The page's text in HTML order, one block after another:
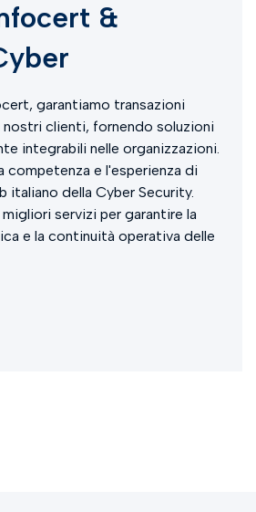
&
garantiamo transazioni
clienti, fornendo soluzioni
integrabili nelle organizzazioni.
competenza e l'esperienza di
italiano della Cyber Security.
servizi per garantire la
e la continuità operativa delle